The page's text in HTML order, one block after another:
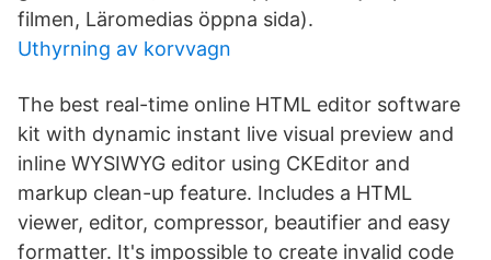
filmen, Läromedias öppna sida).
Uthyrning av korvvagn
The best real-time online HTML editor software
kit with dynamic instant live visual preview and
inline WYSIWYG editor using CKEditor and
markup clean-up feature. Includes a HTML
viewer, editor, compressor, beautifier and easy
formatter. It's impossible to create invalid code